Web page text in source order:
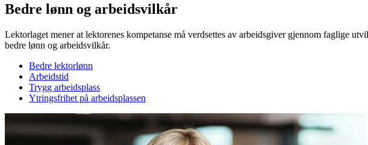
Bedre lønn og arbeidsvilkår
Lektorlaget mener at lektorenes kompetanse må verdsettes av arbeidsgiver gjennom faglige
bedre lønn og arbeidsvilkår.
Bedre lektorlønn
Arbeidstid
Trygg arbeidsplass
Ytringsfrihet på arbeidsplassen